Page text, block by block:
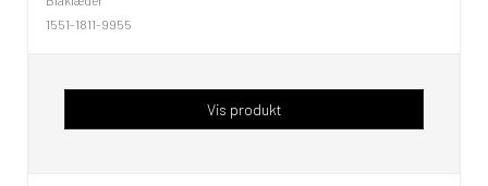
1551-1811-9955
Vis produkt